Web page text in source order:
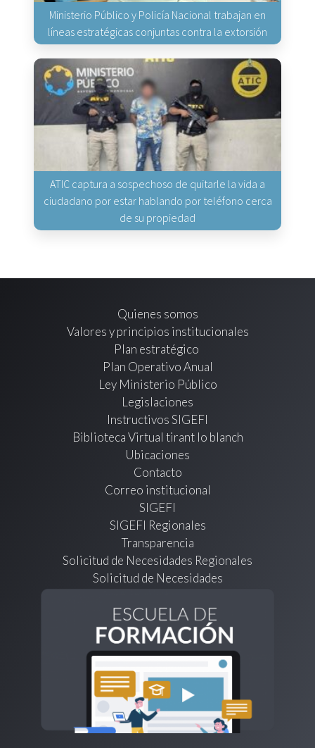
Ministerio Público y Policía Nacional trabajan en
líneas estratégicas conjuntas contra la extorsión
ATIC captura a sospechoso de quitarle la vida a
ciudadano por estar hablando por teléfono cerca
de su propiedad
Quienes somos
Valores y principios institucionales
Plan estratégico
Plan Operativo Anual
Ley Ministerio Público
Legislaciones
Instructivos SIGEFI
Biblioteca Virtual tirant lo blanch
Ubicaciones
Contacto
Correo institucional
SIGEFI
SIGEFI Regionales
Transparencia
Solicitud de Necesidades Regionales
Solicitud de Necesidades